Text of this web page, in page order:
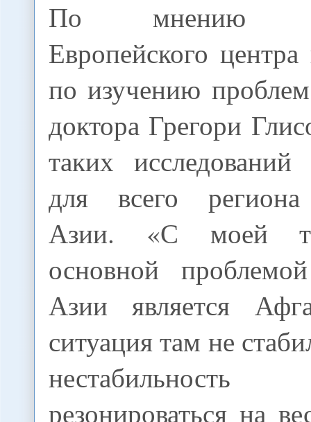
По мнению
Европейского
по изучению
доктора Грегори
таких
для всего
Азии. «С моей
основной
Азии является
ситуация там не
резонироваться на